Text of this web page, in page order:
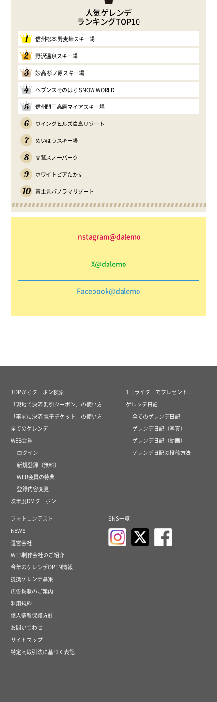
人気ゲレンデ
ランキングTOP10
1 信州松本 野麦峠スキー場
2 野沢温泉スキー場
3 妙高 杉ノ原スキー場
4 ヘブンスそのはら SNOW WORLD
5 信州開田高原マイアスキー場
6 ウイングヒルズ白鳥リゾート
7 めいほうスキー場
8 高鷲スノーパーク
9 ホワイトピアたかす
10 富士見パノラマリゾート
Instagram@dalemo
X@dalemo
Facebook@dalemo
TOPからクーポン検索
「現地で決済 割引クーポン」の使い方
「事前に決済 電子チケット」の使い方
全てのゲレンデ
WEB会員
ログイン
新規登録（無料）
WEB会員の特典
登録内容変更
次年度DMクーポン
1日ライターでプレゼント！
ゲレンデ日記
全てのゲレンデ日記
ゲレンデ日記（写真）
ゲレンデ日記（動画）
ゲレンデ日記の投稿方法
フォトコンテスト
NEWS
運営会社
WEB制作会社のご紹介
今年のゲレンデOPEN情報
提携ゲレンデ募集
広告掲載のご案内
利用規約
個人情報保護方針
お問い合わせ
サイトマップ
特定商取引法に基づく表記
SNS一覧